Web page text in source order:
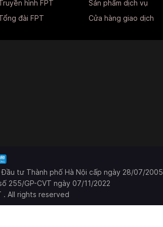
hình FPT
đài FPT
Sản phẩm dịch vụ
Cửa hàng giao dịch
tư Thành phố Hà Nội cấp ngày 28/07/2005
255/GP-CVT ngày 07/11/2022
All rights reserved